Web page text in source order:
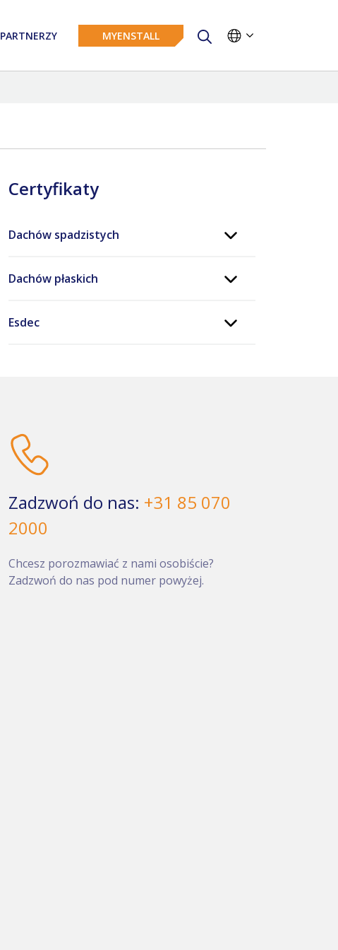
PARTNERZY MYENSTALL
Certyfikaty
Dachów spadzistych
Dachów płaskich
Esdec
Zadzwoń do nas: +31 85 070
2000
Chcesz porozmawiać z nami osobiście?
Zadzwoń do nas pod numer powyżej.